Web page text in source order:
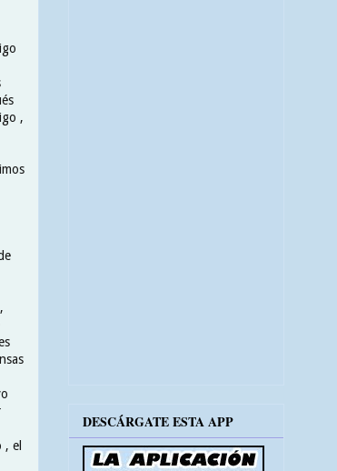
,
, el
DESCÁRGATE ESTA APP